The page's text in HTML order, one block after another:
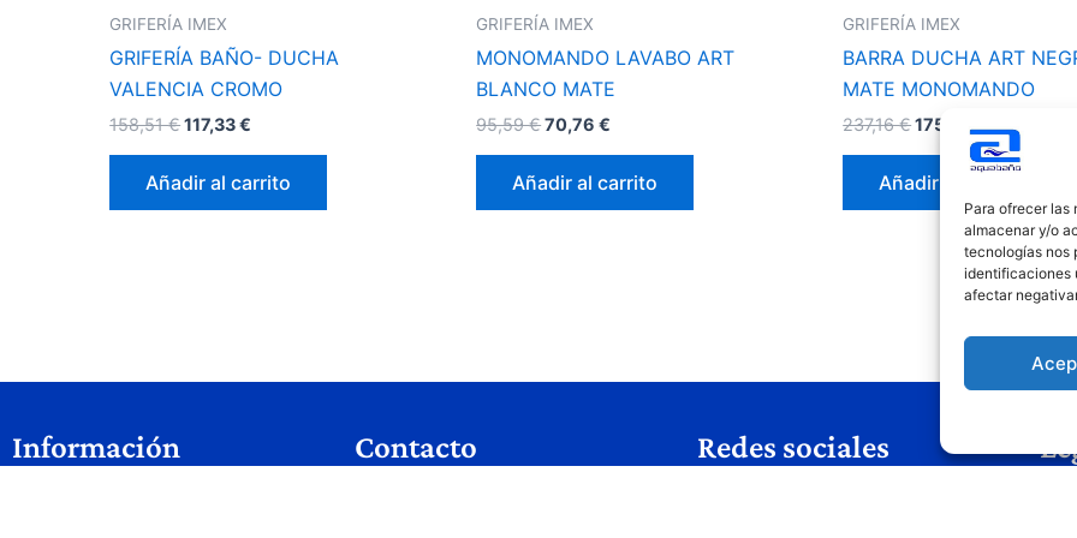
Para ofrecer las
almacenar y/o
tecnologías nos
identificaciones
afectar
GRIFERÍA IMEX
GRIFERÍA BAÑO- DUCHA
VALENCIA CROMO
158,51€117,33€
Añadir al carrito
GRIFERÍA IMEX
MONOMANDO LAVABO ART
BLANCO MATE
95,59€70,76€
Añadir al carrito
GRIFERÍA IMEX
BARRA DUCHA ART
MATE MONOMANDO
237,16€175,55€
Añadir al carrito
Información Contacto Redes sociales